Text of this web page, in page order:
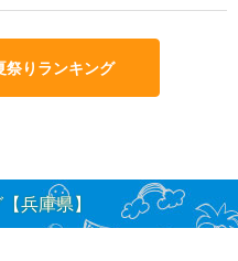
祭りランキング
兵庫県】